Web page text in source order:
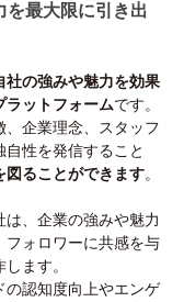
を最大限に引き出
社の強みや魅力を効果
ラットフォームです。
企業理念、スタッフ
性を発信すること
図ることができます。
、企業の強みや魅力
フォロワーに共感を与
ます。
の認知度向上やエンゲ